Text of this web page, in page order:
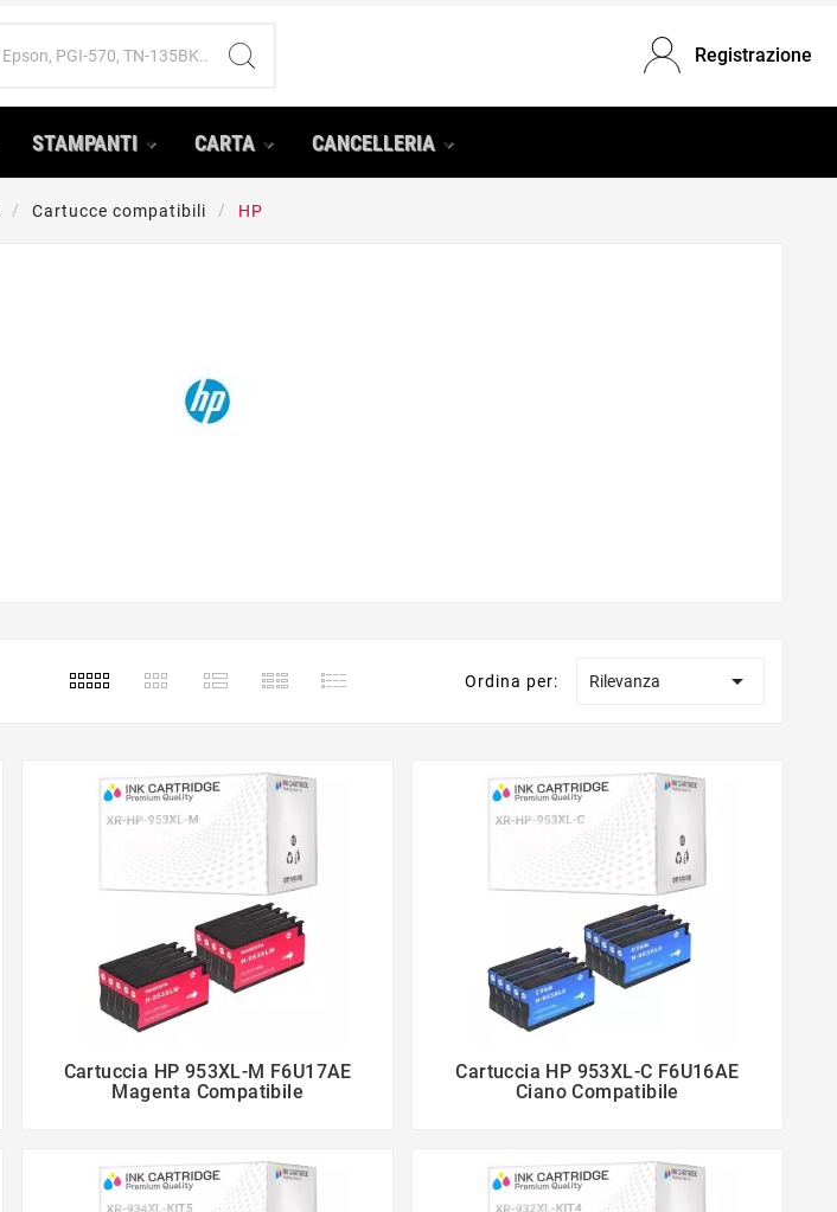
Registrazione
STAMPANTI CARTA CANCELLERIA
Cartucce compatibili HP
Ordina per: Rilevanza 
 
Cartuccia HP 953XL-M F6U17AE
Magenta Compatibile
 
Cartuccia HP 953XL-C F6U16AE
Ciano Compatibile